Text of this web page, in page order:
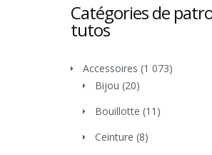
Catégories de
tutos
Accessoires (1 073)
Bijou (20)
Bouillotte (11)
Ceinture (8)